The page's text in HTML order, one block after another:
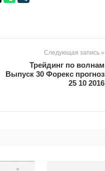
Следующая запись »
Трейдинг по волнам
Выпуск 30 Форекс прогноз
25 10 2016